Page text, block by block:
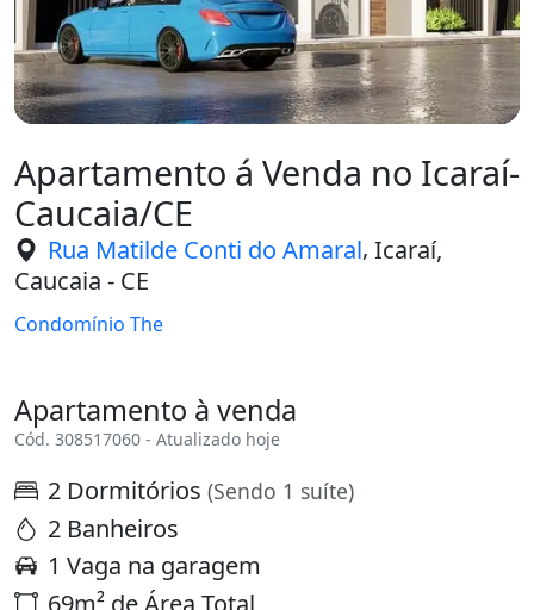
Apartamento á Venda no Icaraí-
Caucaia/CE
Rua Matilde Conti do Amaral, Icaraí,
Caucaia - CE
Condomínio The
Apartamento à venda
Cód. 308517060 - Atualizado hoje
2 Dormitórios (Sendo 1 suíte)
2 Banheiros
1 Vaga na garagem
69m² de Área Total